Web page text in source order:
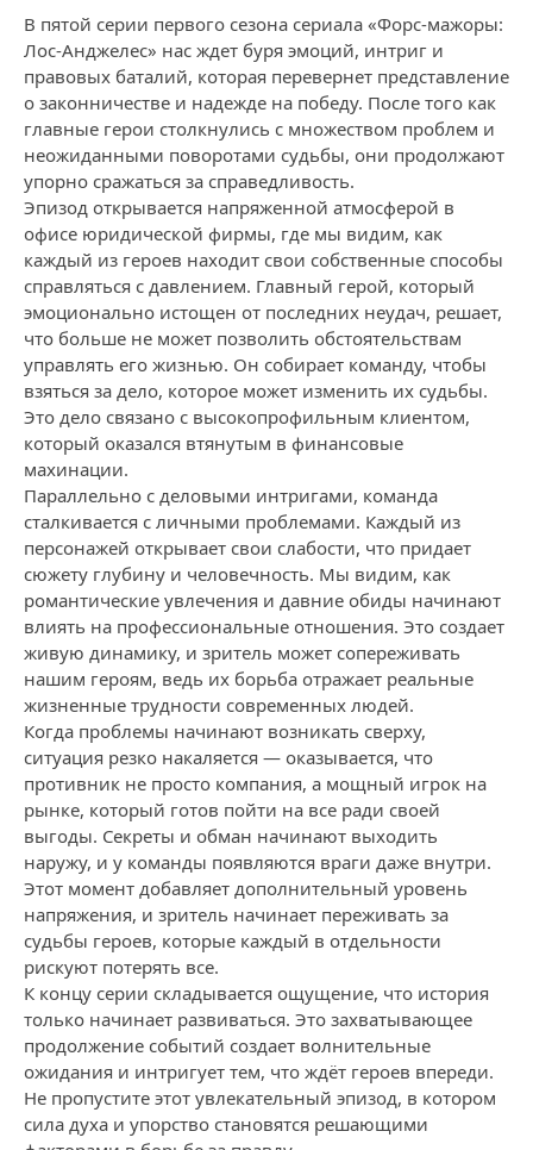
В пятой серии первого сезона сериала «Форс-мажоры:
Лос-Анджелес» нас ждет буря эмоций, интриг и
правовых баталий, которая перевернет представление
о законничестве и надежде на победу. После того как
главные герои столкнулись с множеством проблем и
неожиданными поворотами судьбы, они продолжают
упорно сражаться за справедливость.
Эпизод открывается напряженной атмосферой в
офисе юридической фирмы, где мы видим, как
каждый из героев находит свои собственные способы
справляться с давлением. Главный герой, который
эмоционально истощен от последних неудач, решает,
что больше не может позволить обстоятельствам
управлять его жизнью. Он собирает команду, чтобы
взяться за дело, которое может изменить их судьбы.
Это дело связано с высокопрофильным клиентом,
который оказался втянутым в финансовые
махинации.
Параллельно с деловыми интригами, команда
сталкивается с личными проблемами. Каждый из
персонажей открывает свои слабости, что придает
сюжету глубину и человечность. Мы видим, как
романтические увлечения и давние обиды начинают
влиять на профессиональные отношения. Это создает
живую динамику, и зритель может сопереживать
нашим героям, ведь их борьба отражает реальные
жизненные трудности современных людей.
Когда проблемы начинают возникать сверху,
ситуация резко накаляется — оказывается, что
противник не просто компания, а мощный игрок на
рынке, который готов пойти на все ради своей
выгоды. Секреты и обман начинают выходить
наружу, и у команды появляются враги даже внутри.
Этот момент добавляет дополнительный уровень
напряжения, и зритель начинает переживать за
судьбы героев, которые каждый в отдельности
рискуют потерять все.
К концу серии складывается ощущение, что история
только начинает развиваться. Это захватывающее
продолжение событий создает волнительные
ожидания и интригует тем, что ждёт героев впереди.
Не пропустите этот увлекательный эпизод, в котором
сила духа и упорство становятся решающими